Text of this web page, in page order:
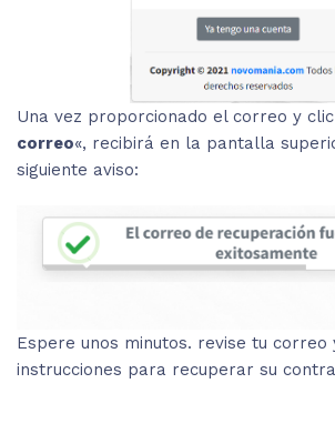
Una vez proporcionado el correo y
correo«, recibirá en la pantalla
siguiente aviso:
Espere unos minutos. revise tu correo
instrucciones para recuperar su